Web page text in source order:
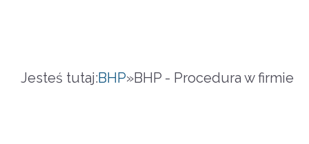
Jesteś tutaj:BHP»BHP - Procedura w firmie